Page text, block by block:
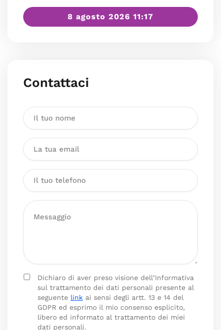
8 agosto 2026 11:17
Contattaci
Dichiaro di aver preso visione dell’Informativa
sul trattamento dei dati personali presente al
seguente link ai sensi degli artt. 13 e 14 del
GDPR ed esprimo il mio consenso esplicito,
libero ed informato al trattamento dei miei
dati personali.